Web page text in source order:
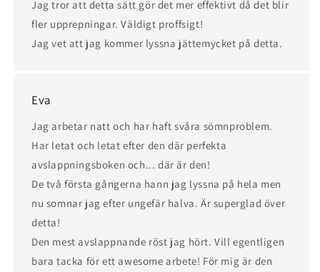
Jag tror att detta sätt gör det mer effektivt då det blir
fler upprepningar. Väldigt proffsigt!
Jag vet att jag kommer lyssna jättemycket på detta.
Eva
Jag arbetar natt och har haft svåra sömnproblem.
Har letat och letat efter den där perfekta
avslappningsboken och... där är den!
De två första gångerna hann jag lyssna på hela men
nu somnar jag efter ungefär halva. Är superglad över
detta!
Den mest avslappnande röst jag hört. Vill egentligen
bara tacka för ett awesome arbete! För mig är den